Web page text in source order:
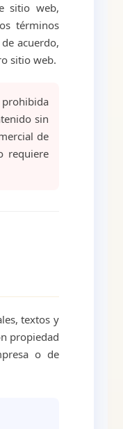
sitio web,
términos
acuerdo,
sitio web.
sin
de
requiere
textos y
propiedad
o de